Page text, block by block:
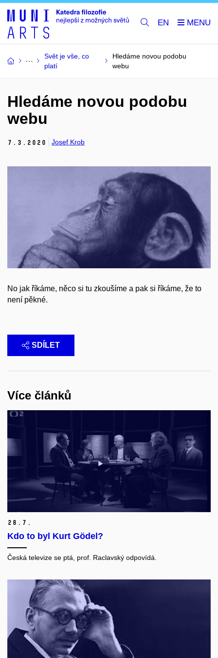
EN
Svět je vše, co
platí
Hledáme novou podobu
webu
Hledáme novou podobu
webu
7. 3. 2020 Josef Krob
No jak říkáme, něco si tu zkoušíme a pak si říkáme, že to
není pěkné.
SDÍLET
Více článků
28. 7.
Kdo to byl Kurt Gödel?
Česká televize se ptá, prof. Raclavský odpovídá.